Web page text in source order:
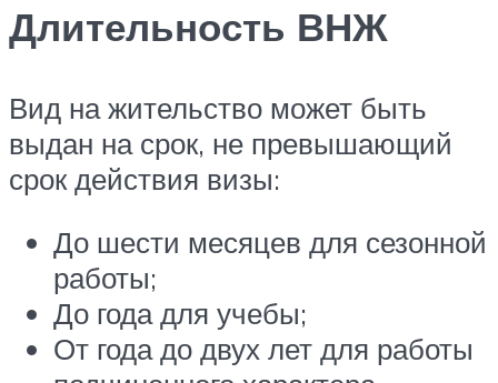
Длительность ВНЖ
Вид на жительство может быть
выдан на срок, не превышающий
срок действия визы:
До шести месяцев для сезонной
работы;
До года для учебы;
От года до двух лет для работы